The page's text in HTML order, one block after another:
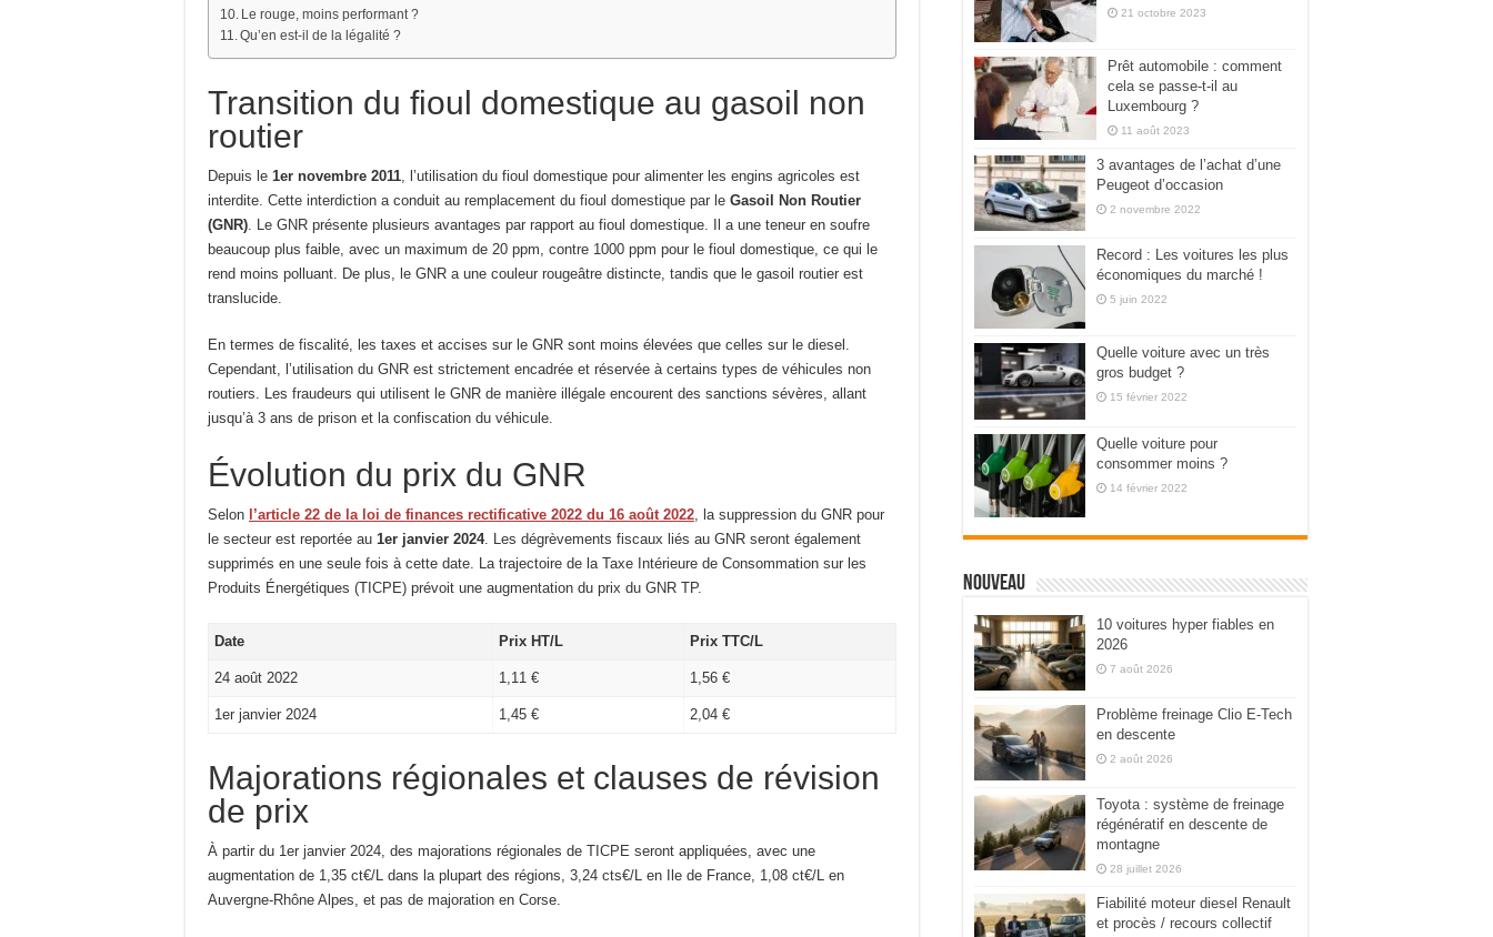
Le rouge, moins performant ?
Qu’en est-il de la légalité ?
Transition du fioul domestique au gasoil non
routier
Depuis le 1er novembre 2011, l’utilisation du fioul domestique pour alimenter les engins agricoles est
interdite. Cette interdiction a conduit au remplacement du fioul domestique par le Gasoil Non Routier
(GNR). Le GNR présente plusieurs avantages par rapport au fioul domestique. Il a une teneur en soufre
beaucoup plus faible, avec un maximum de 20 ppm, contre 1000 ppm pour le fioul domestique, ce qui le
rend moins polluant. De plus, le GNR a une couleur rougeâtre distincte, tandis que le gasoil routier est
translucide.
En termes de fiscalité, les taxes et accises sur le GNR sont moins élevées que celles sur le diesel.
Cependant, l’utilisation du GNR est strictement encadrée et réservée à certains types de véhicules non
routiers. Les fraudeurs qui utilisent le GNR de manière illégale encourent des sanctions sévères, allant
jusqu’à 3 ans de prison et la confiscation du véhicule.
Évolution du prix du GNR
Selon l’article 22 de la loi de finances rectificative 2022 du 16 août 2022, la suppression du GNR pour
le secteur est reportée au 1er janvier 2024. Les dégrèvements fiscaux liés au GNR seront également
supprimés en une seule fois à cette date. La trajectoire de la Taxe Intérieure de Consommation sur les
Produits Énergétiques (TICPE) prévoit une augmentation du prix du GNR TP.
Date Prix HT/L Prix TTC/L
24 août 2022 1,11 € 1,56 €
1er janvier 2024 1,45 € 2,04 €
Majorations régionales et clauses de révision
de prix
À partir du 1er janvier 2024, des majorations régionales de TICPE seront appliquées, avec une
augmentation de 1,35 ct€/L dans la plupart des régions, 3,24 cts€/L en Ile de France, 1,08 ct€/L en
Auvergne-Rhône Alpes, et pas de majoration en Corse.
21 octobre 2023
Prêt automobile : comment
cela se passe-t-il au
Luxembourg ?
11 août 2023
3 avantages de l’achat d’une
Peugeot d’occasion
2 novembre 2022
Record : Les voitures les plus
économiques du marché !
5 juin 2022
Quelle voiture avec un très
gros budget ?
15 février 2022
Quelle voiture pour
consommer moins ?
14 février 2022
Nouveau
10 voitures hyper fiables en
2026
7 août 2026
Problème freinage Clio E-Tech
en descente
2 août 2026
Toyota : système de freinage
régénératif en descente de
montagne
28 juillet 2026
Fiabilité moteur diesel Renault
et procès / recours collectif